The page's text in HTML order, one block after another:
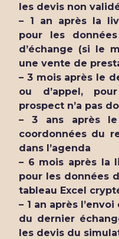
les devis non
– 1 an après la
pour les
d’échange (si le
une vente de
– 3 mois après le
ou d’appel,
prospect n’a pas
– 3 ans après
coordonnées du
dans l’agenda
– 6 mois après la
pour les données
tableau Excel
– 1 an après
du dernier
les devis du